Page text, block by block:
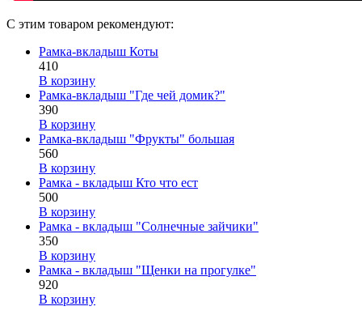
С этим товаром рекомендуют:
Рамка-вкладыш Коты
410
В корзину
Рамка-вкладыш "Где чей домик?"
390
В корзину
Рамка-вкладыш "Фрукты" большая
560
В корзину
Рамка - вкладыш Кто что ест
500
В корзину
Рамка - вкладыш "Солнечные зайчики"
350
В корзину
Рамка - вкладыш "Щенки на прогулке"
920
В корзину